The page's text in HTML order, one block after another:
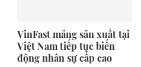
VinFast mảng sản xuất tại
Việt Nam tiếp tục biến
động nhân sự cấp cao